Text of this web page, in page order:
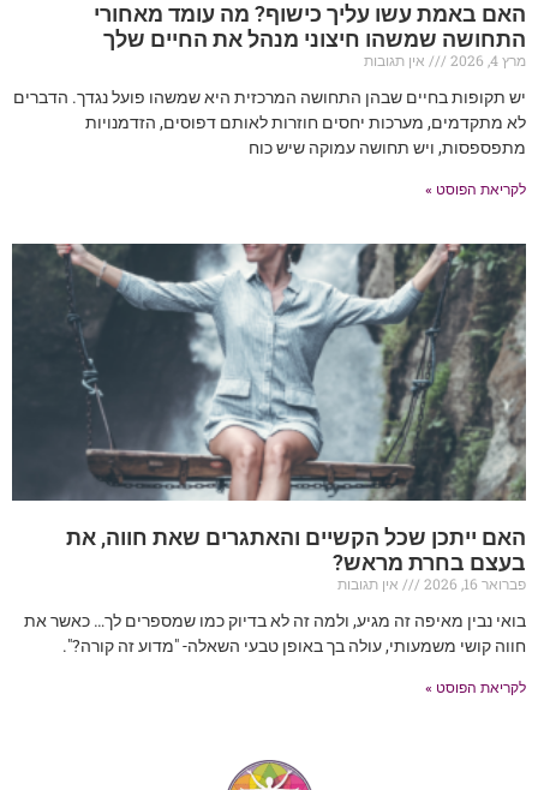
האם באמת עשו עליך כישוף? מה עומד מאחורי
התחושה שמשהו חיצוני מנהל את החיים שלך
מרץ 4, 2026
אין תגובות
יש תקופות בחיים שבהן התחושה המרכזית היא שמשהו פועל נגדך. הדברים
לא מתקדמים, מערכות יחסים חוזרות לאותם דפוסים, הזדמנויות
מתפספסות, ויש תחושה עמוקה שיש כוח
לקריאת הפוסט »
האם ייתכן שכל הקשיים והאתגרים שאת חווה, את
בעצם בחרת מראש?
פברואר 16, 2026
אין תגובות
בואי נבין מאיפה זה מגיע, ולמה זה לא בדיוק כמו שמספרים לך… כאשר את
חווה קושי משמעותי, עולה בך באופן טבעי השאלה- "מדוע זה קורה?".
לקריאת הפוסט »